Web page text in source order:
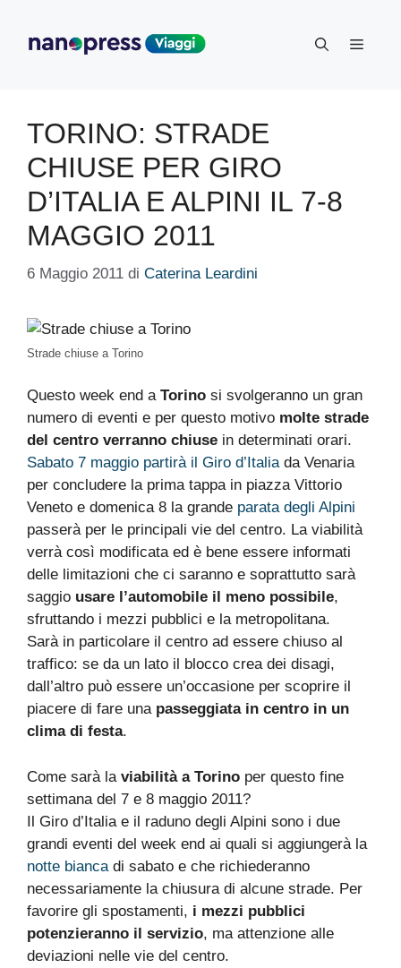
contenuto
Menu
TORINO: STRADE
CHIUSE PER GIRO
D’ITALIA E ALPINI IL 7-8
MAGGIO 2011
6 Maggio 2011 di Caterina Leardini
Strade chiuse a Torino
Questo week end a Torino si svolgeranno un gran
numero di eventi e per questo motivo molte strade
del centro verranno chiuse in determinati orari.
Sabato 7 maggio partirà il Giro d’Italiada Venaria
per concludere la prima tappa in piazza Vittorio
Veneto e domenica 8 la grande parata degli Alpini
passerà per le principali vie del centro. La viabilità
verrà così modificata ed è bene essere informati
delle limitazioni che ci saranno e soprattutto sarà
saggio usare l’automobile il meno possibile,
sfruttando i mezzi pubblici e la metropolitana.
Sarà in particolare il centro ad essere chiuso al
traffico: se da un lato il blocco crea dei disagi,
dall’altro può essere un’occasione per scoprire il
piacere di fare una passeggiata in centro in un
clima di festa.
Come sarà la viabilità a Torino per questo fine
settimana del 7 e 8 maggio 2011?
Il Giro d’Italia e il raduno degli Alpini sono i due
grandi eventi del week end ai quali si aggiungerà la
notte bianca di sabato e che richiederanno
necessariamente la chiusura di alcune strade. Per
favorire gli spostamenti, i mezzi pubblici
potenzieranno il servizio, ma attenzione alle
deviazioni nelle vie del centro.